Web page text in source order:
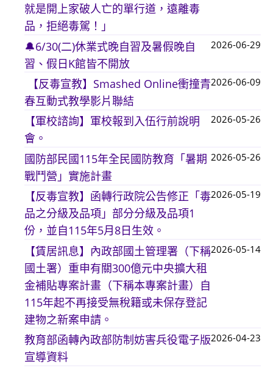
就是開上家破人亡的單行道，遠離毒
品，拒絕毒駕！」
🔔6/30(二)休業式晚自習及暑假晚自
習、假日K館皆不開放
2026-06-29
【反毒宣教】Smashed Online衝撞青
春互動式教學影片聯結
2026-06-09
【軍校諮詢】軍校報到入伍行前說明
會。
2026-05-26
國防部民國115年全民國防教育「暑期
戰鬥營」實施計畫
2026-05-26
【反毒宣教】函轉行政院公告修正「毒
品之分級及品項」部分分級及品項1
份，並自115年5月8日生效。
2026-05-19
【賃居訊息】內政部國土管理署（下稱
國土署）重申有關300億元中央擴大租
金補貼專案計畫（下稱本專案計畫）自
115年起不再接受無稅籍或未保存登記
建物之新案申請。
2026-05-14
教育部函轉內政部防制妨害兵役電子版
宣導資料
2026-04-23